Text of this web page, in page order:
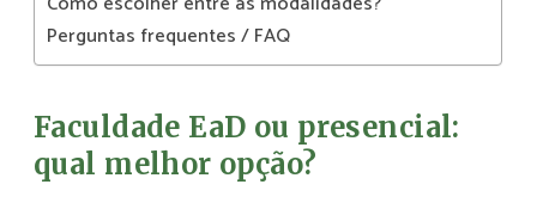
Perguntas frequentes / FAQ
Faculdade EaD ou presencial:
qual melhor opção?